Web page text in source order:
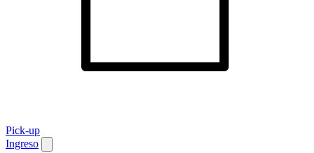
Pick-up
Ingreso